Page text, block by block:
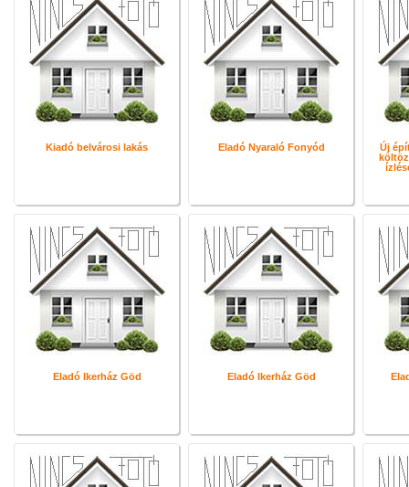
Kiadó belvárosi lakás Eladó Nyaraló Fonyód
Új
Eladó Ikerház Göd Eladó Ikerház Göd